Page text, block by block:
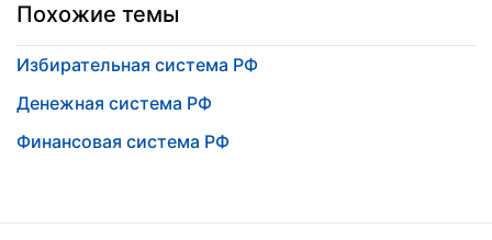
Похожие темы
Избирательная система РФ
Денежная система РФ
Финансовая система РФ